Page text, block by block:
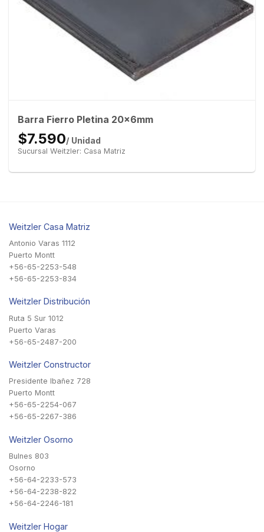
Barra Fierro Pletina 20x6mm
$7.590/ Unidad
Sucursal Weitzler: Casa Matriz
Weitzler Casa Matriz
Antonio Varas 1112
Puerto Montt
+56-65-2253-548
+56-65-2253-834
Weitzler Distribución
Ruta 5 Sur 1012
Puerto Varas
+56-65-2487-200
Weitzler Constructor
Presidente Ibañez 728
Puerto Montt
+56-65-2254-067
+56-65-2267-386
Weitzler Osorno
Bulnes 803
Osorno
+56-64-2233-573
+56-64-2238-822
+56-64-2246-181
Weitzler Hogar